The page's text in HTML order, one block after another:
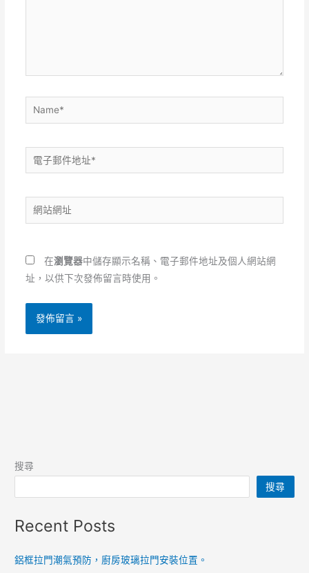
Name*
電
子
件
地
*
站
址
在瀏覽器中儲存顯示名稱、電子郵件地址及個人網站網
址，以供下次發佈留言時使用。
搜尋
搜尋
Recent Posts
鋁框拉門潮氣預防，廚房玻璃拉門安裝位置。